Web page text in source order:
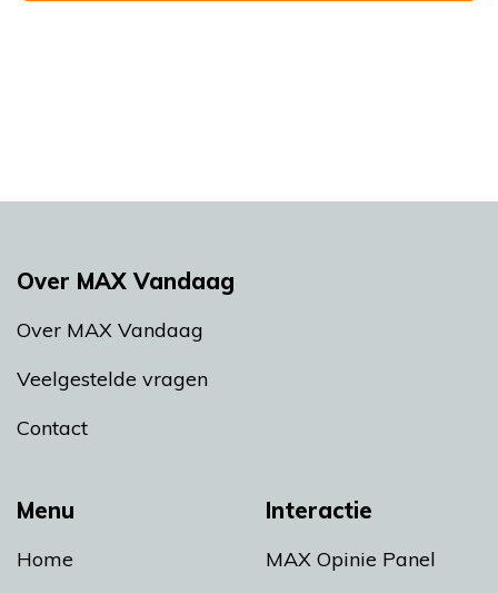
Menu
Home
Interactie
MAX Opinie Panel
Over MAX Vandaag
Over MAX Vandaag
Veelgestelde vragen
Contact